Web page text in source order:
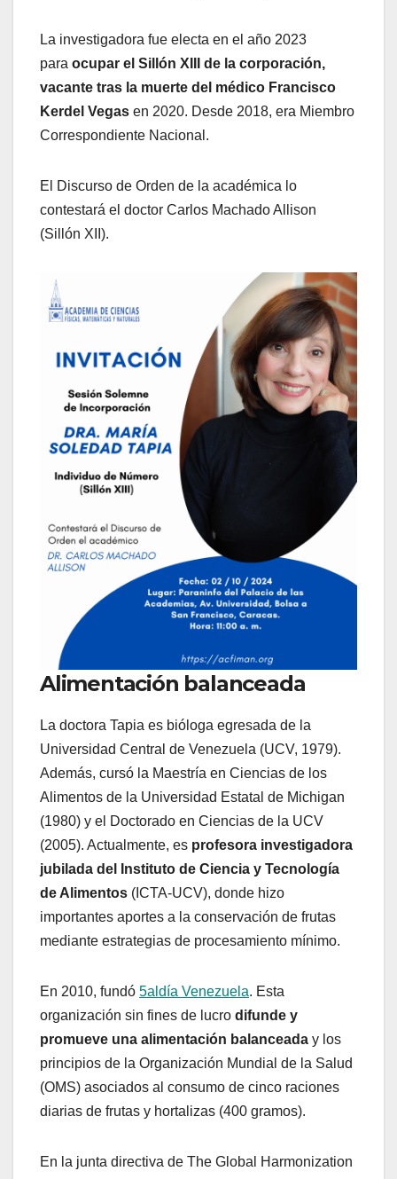
La investigadora fue electa en el año 2023
para ocupar el Sillón XIII de la corporación,
vacante tras la muerte del médico Francisco
Kerdel Vegas en 2020. Desde 2018, era Miembro
Correspondiente Nacional.
El Discurso de Orden de la académica lo
contestará el doctor Carlos Machado Allison
(Sillón XII).
Alimentación balanceada
La doctora Tapia es bióloga egresada de la
Universidad Central de Venezuela (UCV, 1979).
Además, cursó la Maestría en Ciencias de los
Alimentos de la Universidad Estatal de Michigan
(1980) y el Doctorado en Ciencias de la UCV
(2005). Actualmente, es profesora investigadora
jubilada del Instituto de Ciencia y Tecnología
de Alimentos (ICTA-UCV), donde hizo
importantes aportes a la conservación de frutas
mediante estrategias de procesamiento mínimo.
En 2010, fundó 5aldía Venezuela. Esta
organización sin fines de lucro difunde y
promueve una alimentación balanceada y los
principios de la Organización Mundial de la Salud
(OMS) asociados al consumo de cinco raciones
diarias de frutas y hortalizas (400 gramos).
En la junta directiva de The Global Harmonization